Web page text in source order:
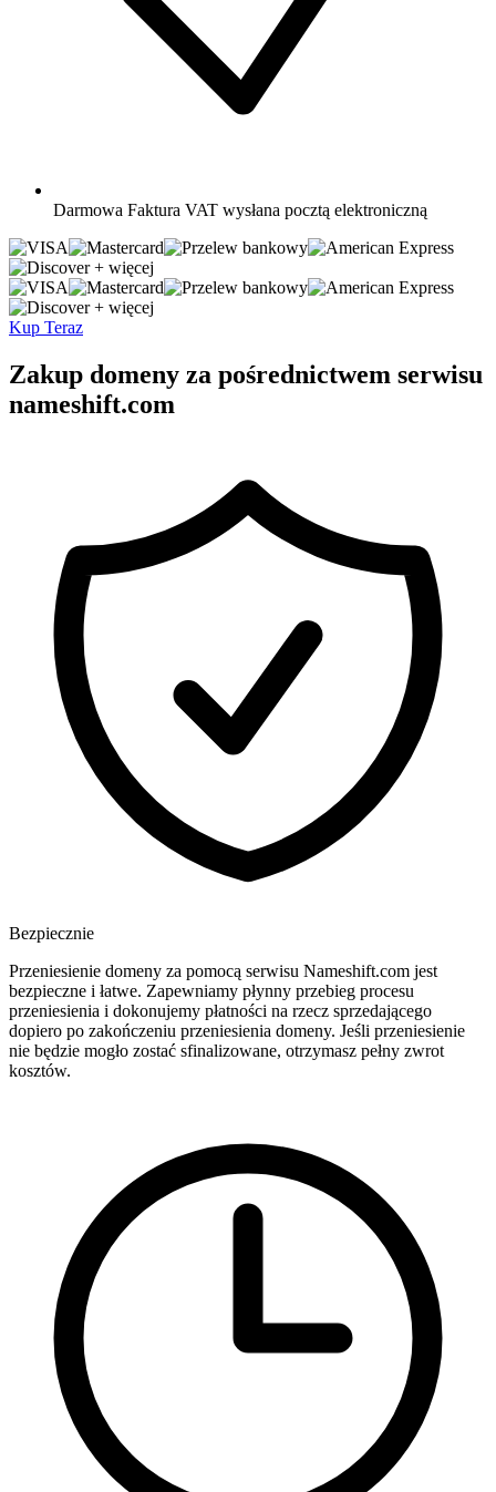
Darmowa Faktura VAT wysłana pocztą elektroniczną
+ więcej
+ więcej
Kup Teraz
Zakup domeny za pośrednictwem serwisu
nameshift.com
Bezpiecznie
Przeniesienie domeny za pomocą serwisu Nameshift.com jest
bezpieczne i łatwe. Zapewniamy płynny przebieg procesu
przeniesienia i dokonujemy płatności na rzecz sprzedającego
dopiero po zakończeniu przeniesienia domeny. Jeśli przeniesienie
nie będzie mogło zostać sfinalizowane, otrzymasz pełny zwrot
kosztów.